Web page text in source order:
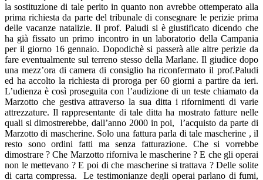
la sostituzione di tale perito in quanto non avrebbe ottemperato alla
prima richiesta da parte del tribunale di consegnare le perizie prima
delle vacanze natalizie. Il prof. Paludi si è giustificato dicendo che
ha già fissato un primo incontro in un laboratorio della Campania
per il giorno 16 gennaio. Dopodichè si passerà alle altre perizie da
fare eventualmente sul terreno stesso della Marlane. Il giudice dopo
una mezz’ora di camera di consiglio ha riconfermato il prof.Paludi
ed ha accolto la richiesta di proroga per 60 giorni a partire da ieri.
L’udienza è così proseguita con l’audizione di un teste chiamato da
Marzotto che gestiva attraverso la sua ditta i rifornimenti di varie
attrezzature. Il rappresentante di tale ditta ha mostrato fatture nelle
quali si dimostrerebbe, dall’anno 2000 in poi, l’acquisto da parte di
Marzotto di mascherine. Solo una fattura parla di tale mascherine , il
resto sono ordini fatti ma senza fatturazione. Che si vorrebbe
dimostrare ? Che Marzotto riforniva le mascherine ? E che gli operai
non le mettevano ? E poi di che mascherine si trattava ? Delle solite
di carta compressa. Le testimonianze degli operai parlano di fumi,